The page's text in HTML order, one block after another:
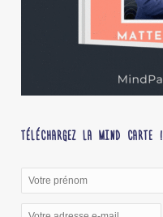
TÉLÉCHARGEZ LA MIND CARTE !